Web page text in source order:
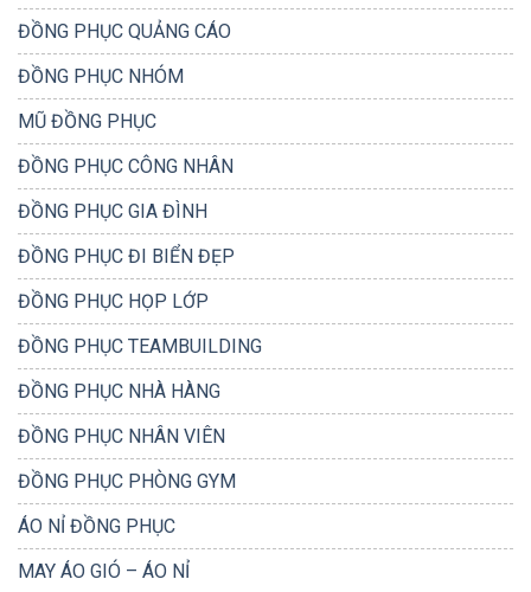
ĐỒNG PHỤC QUẢNG CÁO
ĐỒNG PHỤC NHÓM
MŨ ĐỒNG PHỤC
ĐỒNG PHỤC CÔNG NHÂN
ĐỒNG PHỤC GIA ĐÌNH
ĐỒNG PHỤC ĐI BIỂN ĐẸP
ĐỒNG PHỤC HỌP LỚP
ĐỒNG PHỤC TEAMBUILDING
ĐỒNG PHỤC NHÀ HÀNG
ĐỒNG PHỤC NHÂN VIÊN
ĐỒNG PHỤC PHÒNG GYM
ÁO NỈ ĐỒNG PHỤC
MAY ÁO GIÓ – ÁO NỈ